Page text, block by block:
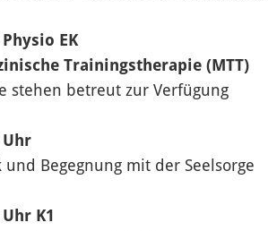
Physio EK
Trainingstherapie (MTT)
stehen betreut zur Verfügung
Uhr
und Begegnung mit der Seelsorge
K1